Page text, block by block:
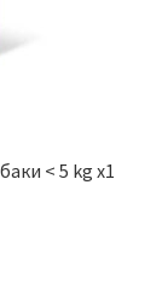
< 5 kg x1